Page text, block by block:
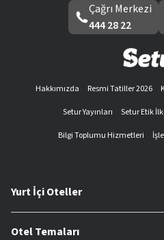
Çağrı Merkezi
444 28 22
Hakkımızda Resmi Tatiller 2026
Setur Yayınları
Setur Etik
Bilgi Toplumu Hizmetleri
Yurt İçi Oteller
Otel Temaları